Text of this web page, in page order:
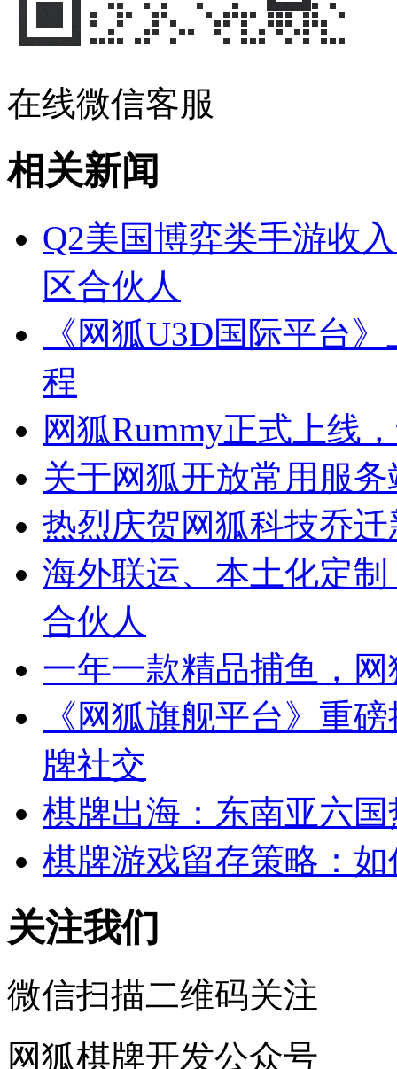
在线微信客服
相关新闻
Q2美国博弈类手游收
区合伙人
《网狐U3D国际平台
程
网狐Rummy正式上线
关于网狐开放常用服
热烈庆贺网狐科技乔迁
海外联运、本土化定
合伙人
一年一款精品捕鱼，
《网狐旗舰平台》重
牌社交
棋牌出海：东南亚六
棋牌游戏留存策略：
关注我们
微信扫描二维码关注
网狐棋牌开发公众号